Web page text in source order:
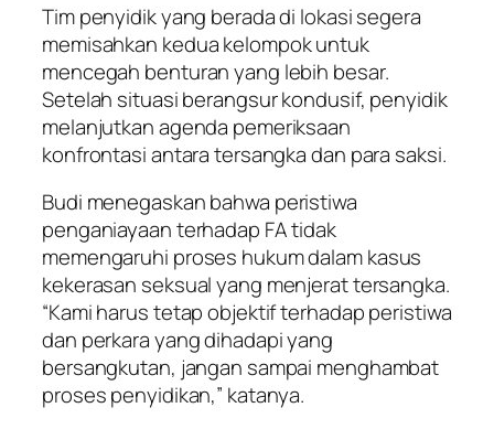
Tim penyidik yang berada di lokasi segera
memisahkan kedua kelompok untuk
mencegah benturan yang lebih besar.
Setelah situasi berangsur kondusif, penyidik
melanjutkan agenda pemeriksaan
konfrontasi antara tersangka dan para saksi.
Budi menegaskan bahwa peristiwa
penganiayaan terhadap FA tidak
memengaruhi proses hukum dalam kasus
kekerasan seksual yang menjerat tersangka.
“Kami harus tetap objektif terhadap peristiwa
dan perkara yang dihadapi yang
bersangkutan, jangan sampai menghambat
proses penyidikan,” katanya.